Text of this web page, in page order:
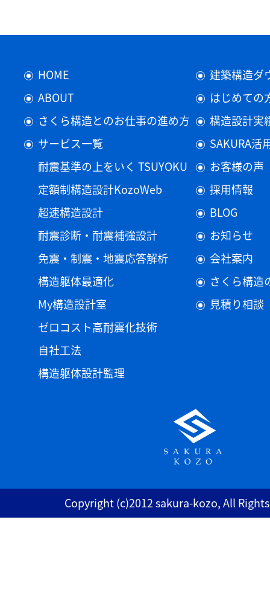
HOME
ABOUT
さくら構造とのお仕事の進め方
サービス一覧
耐震基準の上をいく TSUYOKU
定額制構造設計KozoWeb
超速構造設計
耐震診断・耐震補強設計
免震・制震・地震応答解析
構造躯体最適化
My構造設計室
ゼロコスト高耐震化技術
自社工法
構造躯体設計監理
建築構造ダ
はじめての
構造設計実
SAKURA活
お客様の声
採用情報
BLOG
お知らせ
会社案内
さくら構造
見積り相談
Copyright (c)2012 sakura-kozo, All